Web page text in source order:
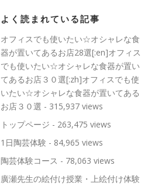
よく読まれている記事
オフィスでも使いたい☆オシャレな食
器が置いてあるお店28選[:en]オフィス
でも使いたい☆オシャレな食器が置い
てあるお店３０選[:zh]オフィスでも使
いたい☆オシャレな食器が置いてある
お店３０選 - 315,937 views
トップページ - 263,475 views
1日陶芸体験 - 84,965 views
陶芸体験コース - 78,063 views
廣瀬先生の絵付け授業・上絵付け体験